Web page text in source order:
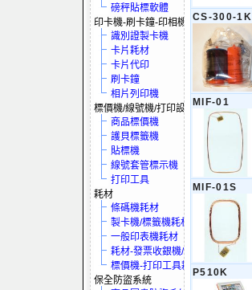
磅秤貼標軟體
印卡機-刷卡鐘-印相機
識別證製卡機
卡片耗材
卡片代印
刷卡鐘
相片列印機
標價機/線號機/打印設備
商品標價機
護貝標籤機
貼標機
線號套管標示機
打印工具
耗材
條碼機耗材
製卡機/標籤機耗材
一般印表機耗材
耗材-發票收銀機/保全系統
標價機-打印工具耗材
保全防盜系統
CS-300-1K
MIF-01
MIF-01S
P510K